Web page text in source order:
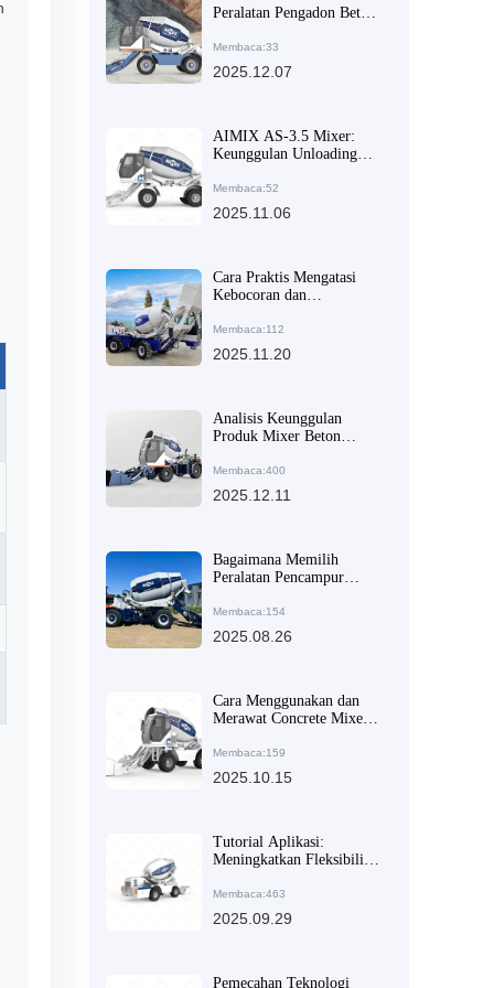
Peralatan Pengadon Beton
Analisis Teknis untuk
Efisiensi dan Biaya
Membaca:33
2025.12.07
AIMIX AS-3.5 Mixer:
Keunggulan Unloading
Tinggi yang Membuatnya
Populer di Pasar Ekspor
Membaca:52
2025.11.06
Cara Praktis Mengatasi
Kebocoran dan
Blade Mixer Truk:
Mencegah Macet dan
Membaca:112
2025.11.20
Analisis Keunggulan
Produk Mixer Beton
Ideal untuk Meningkatkan
Kekonsistenan Beton dan
Membaca:400
2025.12.11
Bagaimana Memilih
Peralatan Pencampur
Konstruksi Besar dan
Sedang? Faktor Kunci dan
Membaca:154
2025.08.26
Cara Menggunakan dan
Merawat Concrete Mixer
Derajat: Panduan Praktis
untuk Proyek Konstruksi
Membaca:159
2025.10.15
Tutorial Aplikasi:
Meningkatkan Fleksibilitas
dengan Rangka Engsel dan
Ban Teknikal
Membaca:463
2025.09.29
Pemecahan Teknologi